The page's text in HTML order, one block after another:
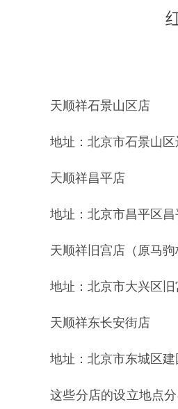
天顺祥石景山区店
地址：北京市石景山
天顺祥昌平店
地址：北京市昌平区
天顺祥旧宫店（原马驹
地址：北京市大兴区
天顺祥东长安街店
地址：北京市东城区
这些分店的设立地点